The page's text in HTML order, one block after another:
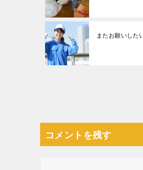
またお願いした
ナ
ビコメントを残す